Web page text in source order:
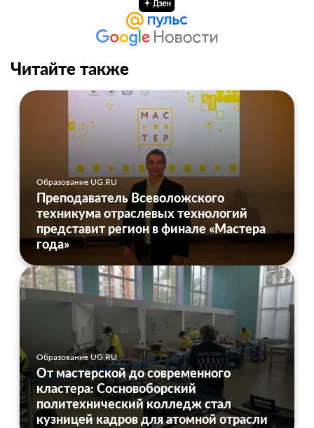
Читайте также
Образование UG.RU
Преподаватель Всеволожского
техникума отраслевых технологий
представит регион в финале «Мастера
года»
Образование UG.RU
От мастерской до современного
кластера: Сосновоборский
политехнический колледж стал
кузницей кадров для атомной отрасли